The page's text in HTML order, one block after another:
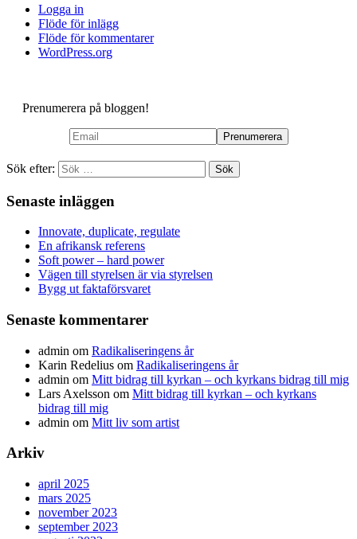
Logga in
Flöde för inlägg
Flöde för kommentarer
WordPress.org
Prenumerera på bloggen!
Sök efter:
Senaste inläggen
Innovate, duplicate, regulate
En afrikansk referens
Soft power – hard power
Vägen till styrelsen är via styrelsen
Bygg ut faktaförsvaret
Senaste kommentarer
admin om Radikaliseringens år
Karin Redelius om Radikaliseringens år
admin om Mitt bidrag till kyrkan – och kyrkans bidrag till mig
Lars Axelsson om Mitt bidrag till kyrkan – och kyrkans
bidrag till mig
admin om Mitt liv som artist
Arkiv
april 2025
mars 2025
november 2023
september 2023